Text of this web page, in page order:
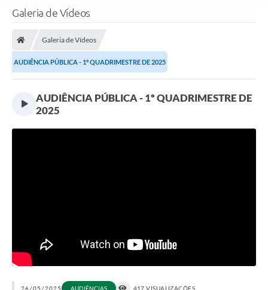
Galeria de Vídeos
Galeria de Vídeos
AUDIÊNCIA PÚBLICA - 1º QUADRIMESTRE DE 2025
AUDIÊNCIA PÚBLICA - 1º QUADRIMESTRE DE
2025
26/05/2025 AUDIÊNCIAS 417 VISUALIZAÇÕES